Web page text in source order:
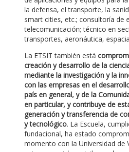
la defensa, el transporte, la
smart cities, etc.; consultoría de
telecomunicación; técnico en
transportes, aeronáutica,
La ETSIT también está
creación y desarrollo de la
mediante la investigación y la
con las empresas en el
país en general, y de la
en particular, y contribuye de
generación y transferencia de
y tecnológico. La Escuela,
fundacional, ha estado
momento con la Universidad de